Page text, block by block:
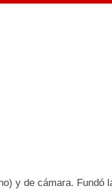
y de cámara. Fundó